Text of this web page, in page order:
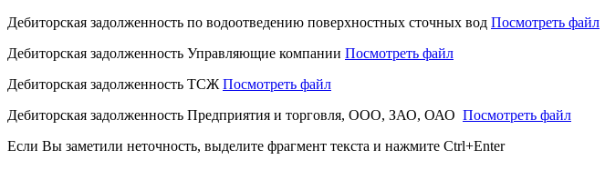
Дебиторская задолженность по водоотведению поверхностных сточных вод Посмотреть файл
Дебиторская задолженность Управляющие компании Посмотреть файл
Дебиторская задолженность ТСЖ Посмотреть файл
Дебиторская задолженность Предприятия и торговля, ООО, ЗАО, ОАО Посмотреть файл
Если Вы заметили неточность, выделите фрагмент текста и нажмите Ctrl+Enter